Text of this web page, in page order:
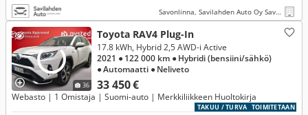
Savonlinna, Savilahden Auto Oy Savonlinna
36
Toyota RAV4 Plug-In
33 450 €
17.8 kWh, Hybrid 2,5 AWD-i Active
2021 ● 122 000 km ● Hybridi (bensiini/sähkö)
● Automaatti ● Neliveto
Webasto | 1 Omistaja | Suomi-auto | Merkkiliikkeen Huoltokirja
TOIMITETAAN
TAKUU / TURVA